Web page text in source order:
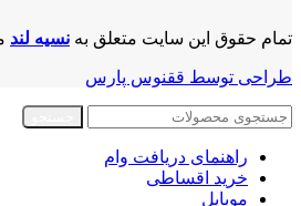
تمام حقوق این سایت متعلق به نسیه لند
طراحی توسط ققنوس پارس
راهنمای دریافت وام
خرید اقساطی
موبایل